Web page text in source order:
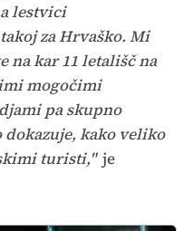
lestvici
za Hrvaško. Mi
na kar 11 letališč na
mogočimi
pa skupno
dokazuje, kako veliko
turisti," je